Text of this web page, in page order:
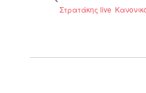
Στρατάκης live